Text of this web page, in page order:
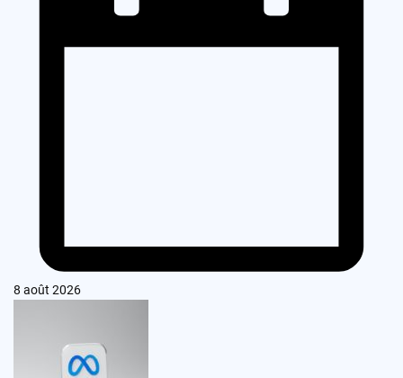
8 août 2026